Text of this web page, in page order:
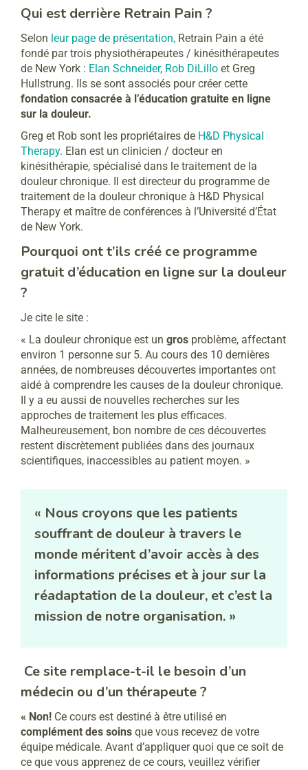
Qui est derrière Retrain Pain ?
Selon leur page de présentation, Retrain Pain a été
fondé par trois physiothérapeutes / kinésithérapeutes
de New York : Elan Schneider, Rob DiLillo et Greg
Hullstrung. Ils se sont associés pour créer cette
fondation consacrée à l’éducation gratuite en ligne
sur la douleur.
Greg et Rob sont les propriétaires de H&D Physical
Therapy. Elan est un clinicien / docteur en
kinésithérapie, spécialisé dans le traitement de la
douleur chronique. Il est directeur du programme de
traitement de la douleur chronique à H&D Physical
Therapy et maître de conférences à l’Université d’État
de New York.
Pourquoi ont t’ils créé ce programme
gratuit d’éducation en ligne sur la douleur
?
Je cite le site :
« La douleur chronique est un gros problème, affectant
environ 1 personne sur 5. Au cours des 10 dernières
années, de nombreuses découvertes importantes ont
aidé à comprendre les causes de la douleur chronique.
Il y a eu aussi de nouvelles recherches sur les
approches de traitement les plus efficaces.
Malheureusement, bon nombre de ces découvertes
restent discrètement publiées dans des journaux
scientifiques, inaccessibles au patient moyen. »
« Nous croyons que les patients
souffrant de douleur à travers le
monde méritent d’avoir accès à des
informations précises et à jour sur la
réadaptation de la douleur, et c’est la
mission de notre organisation. »
Ce site remplace-t-il le besoin d’un
médecin ou d’un thérapeute ?
« Non! Ce cours est destiné à être utilisé en
complément des soins que vous recevez de votre
équipe médicale. Avant d’appliquer quoi que ce soit de
ce que vous apprenez de ce cours, veuillez vérifier